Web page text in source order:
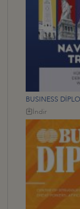
BUSINESS
İndir